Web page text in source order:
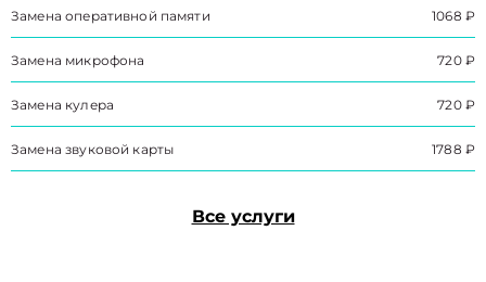
Замена оперативной памяти 1068 ₽
Замена микрофона 720 ₽
Замена кулера 720 ₽
Замена звуковой карты 1788 ₽
Все услуги